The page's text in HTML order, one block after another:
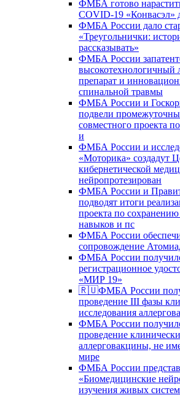
ФМБА готово
COVID-19 «Конвасэл»
ФМБА России дало
«Треугольнички:
рассказывать»
ФМБА России
высокотехнологичный
препарат и
спинальной травмы
ФМБА России и
подвели
совместного проекта
и
ФМБА России и
«Моторика» создадут
кибернетической
нейропротезирован
ФМБА России и
подводят итоги
проекта по
навыков и пс
ФМБА России
сопровождение
ФМБА России
регистрационное
«МИР 19»
🇷🇺ФМБА России
проведение III фазы
исследования
ФМБА России
проведение
аллерговакцины, не
мире
ФМБА России
«Биомедицинские
изучения живых